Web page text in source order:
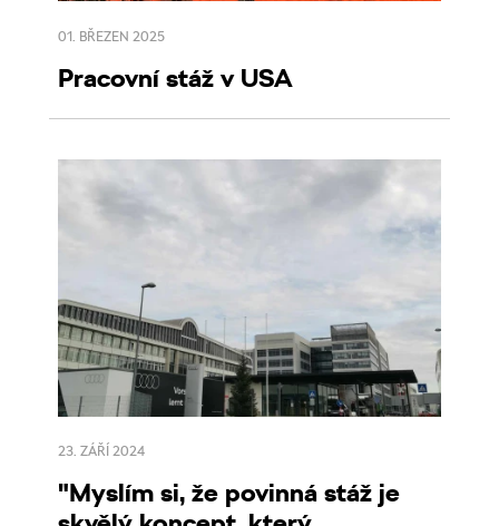
01. BŘEZEN 2025
Pracovní stáž v USA
23. ZÁŘÍ 2024
"Myslím si, že povinná stáž je